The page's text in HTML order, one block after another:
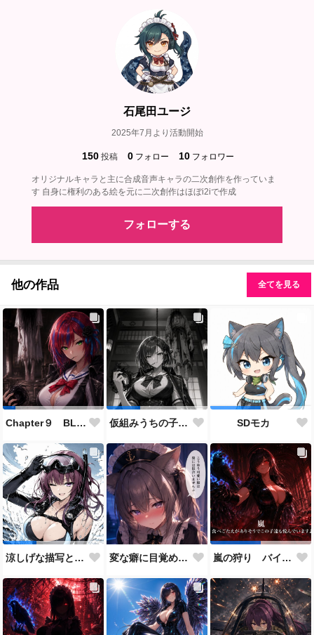
石尾田ユージ
2025年7月より活動開始
150 投稿 0 フォロー 10 フォロワー
オリジナルキャラと主に合成音声キャラの二次創作を作っていま
す 自身に権利のある絵を元に二次創作はほぼi2iで作成
フォローする
他の作品 全てを見る
Chapter９ BLACK OUT 生存者側伴 緋聖の設定とストーリーに使用した画像 仮組みうちの子28人目にしてずっと作りたかった仕事人ポジション。 SDモカ
涼しげな描写とはをコンセプトにしたダイバー花梨先輩 変な癖に目覚めそうになったメイドディーレ赤面バージョン 嵐の狩り バイカーコスチューム